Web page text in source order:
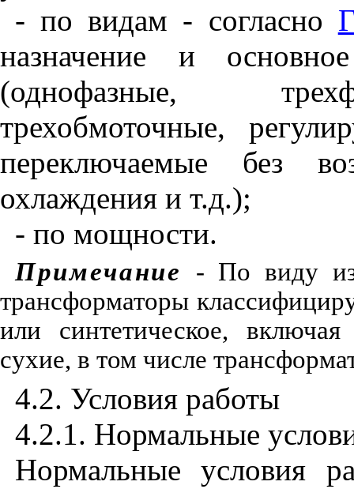
- по видам - согласно
назначение и
(однофазные,
трехобмоточные,
переключаемые без
охлаждения и т.д.);
- по мощности.
Примечание - По виду
трансформаторы
или синтетическое,
сухие, в том числе
4.2. Условия работы
4.2.1. Нормальные
Нормальные условия